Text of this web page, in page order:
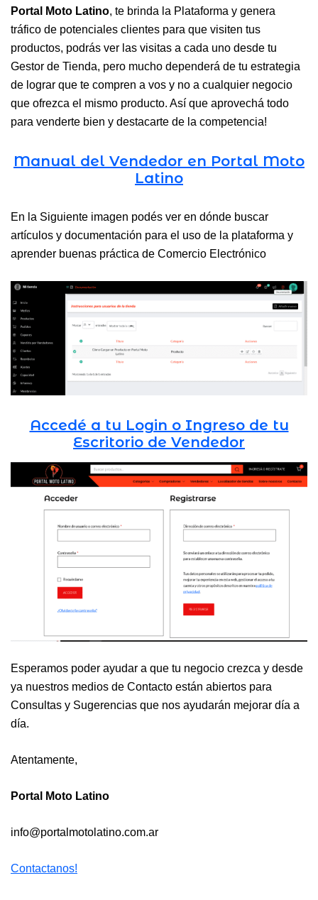
Portal Moto Latino, te brinda la Plataforma y genera
tráfico de potenciales clientes para que visiten tus
productos, podrás ver las visitas a cada uno desde tu
Gestor de Tienda, pero mucho dependerá de tu estrategia
de lograr que te compren a vos y no a cualquier negocio
que ofrezca el mismo producto. Así que aprovechá todo
para venderte bien y destacarte de la competencia!
Manual del Vendedor en Portal Moto
Latino
En la Siguiente imagen podés ver en dónde buscar
artículos y documentación para el uso de la plataforma y
aprender buenas práctica de Comercio Electrónico
Accedé a tu Login o Ingreso de tu
Escritorio de Vendedor
Esperamos poder ayudar a que tu negocio crezca y desde
ya nuestros medios de Contacto están abiertos para
Consultas y Sugerencias que nos ayudarán mejorar día a
día.
Atentamente,
Portal Moto Latino
info@portalmotolatino.com.ar
Contactanos!